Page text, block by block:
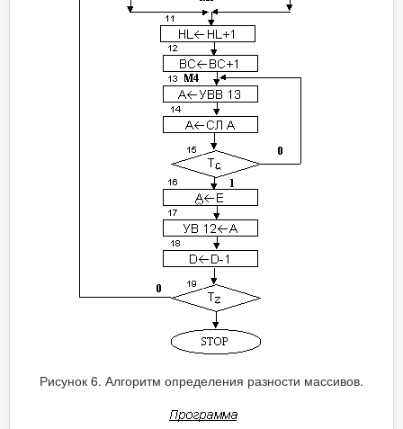
Рисунок 6. Алгоритм определения разности массивов.